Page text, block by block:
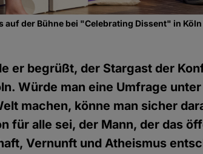
auf der Bühne bei "Celebrating Dissent" in Köln
er begrüßt, der Stargast der
Würde man eine Umfrage
machen, könne man sicher
für alle sei, der Mann, der das
Vernunft und Atheismus